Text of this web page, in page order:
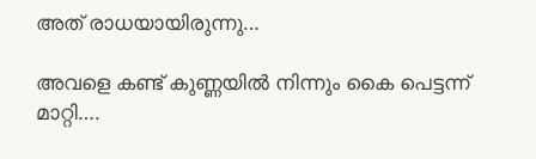
അത് രാധയായിരുന്നു…
അവളെ കണ്ട് കുണ്ണയിൽ നിന്നും കൈ പെട്ടന്ന്
മാറ്റി….